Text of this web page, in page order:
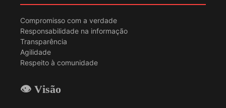
Compromisso com a verdade
Responsabilidade na informação
Transparência
Agilidade
Respeito à comunidade
👁️ Visão